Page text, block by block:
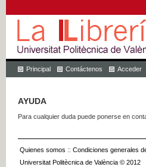
Principal Contáctenos Acceder
AYUDA
Para cualquier duda puede ponerse en
Quienes somos :: Condiciones generales
Universitat Politècnica de València © 2012